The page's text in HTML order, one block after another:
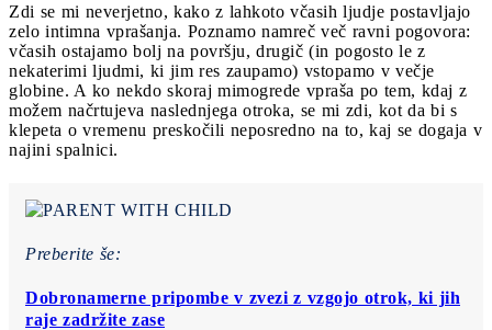
Zdi se mi neverjetno, kako z lahkoto včasih ljudje postavljajo
zelo intimna vprašanja. Poznamo namreč več ravni pogovora:
včasih ostajamo bolj na površju, drugič (in pogosto le z
nekaterimi ljudmi, ki jim res zaupamo) vstopamo v večje
globine. A ko nekdo skoraj mimogrede vpraša po tem, kdaj z
možem načrtujeva naslednjega otroka, se mi zdi, kot da bi s
klepeta o vremenu preskočili neposredno na to, kaj se dogaja v
najini spalnici.
Preberite še:
Dobronamerne pripombe v zvezi z vzgojo otrok, ki jih
raje zadržite zase